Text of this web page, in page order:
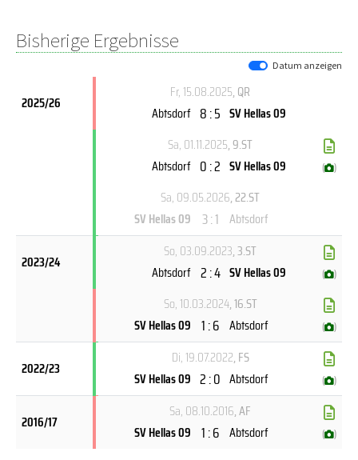
Bisherige Ergebnisse
Datum anzeigen
2025/26
Fr, 15.08.2025, QR
Abtsdorf 8 : 5 SV Hellas 09
Sa, 01.11.2025, 9.ST
Abtsdorf 0 : 2 SV Hellas 09 ( )
Sa, 09.05.2026, 22.ST
SV Hellas 09 3 : 1 Abtsdorf
2023/24
So, 03.09.2023, 3.ST
Abtsdorf 2 : 4 SV Hellas 09 ( )
So, 10.03.2024, 16.ST
SV Hellas 09 1 : 6 Abtsdorf ( )
2022/23
Di, 19.07.2022, FS
SV Hellas 09 2 : 0 Abtsdorf ( )
2016/17
Sa, 08.10.2016, AF
SV Hellas 09 1 : 6 Abtsdorf ( )